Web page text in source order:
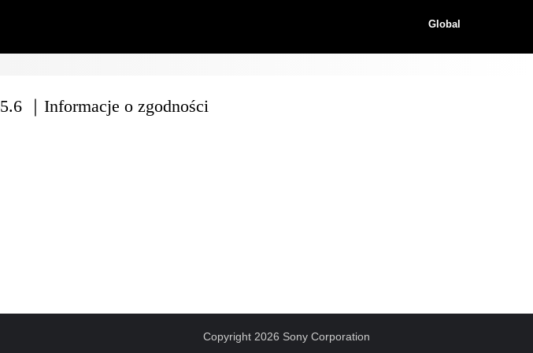
Global
｜Informacje o zgodności
Copyright 2026 Sony Corporation